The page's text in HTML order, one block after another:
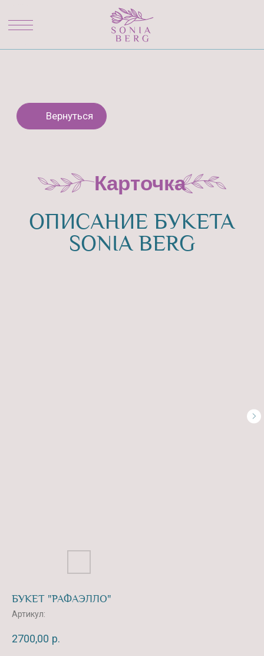
SONIA BERG
Карточка
БУКЕТ "РАФАЭЛЛО"
Артикул:
2700,00 р.